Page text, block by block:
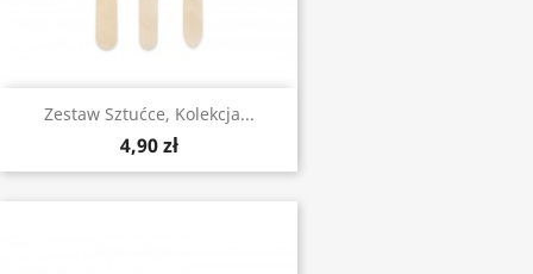
Zestaw Sztućce, Kolekcja...
4,90 zł